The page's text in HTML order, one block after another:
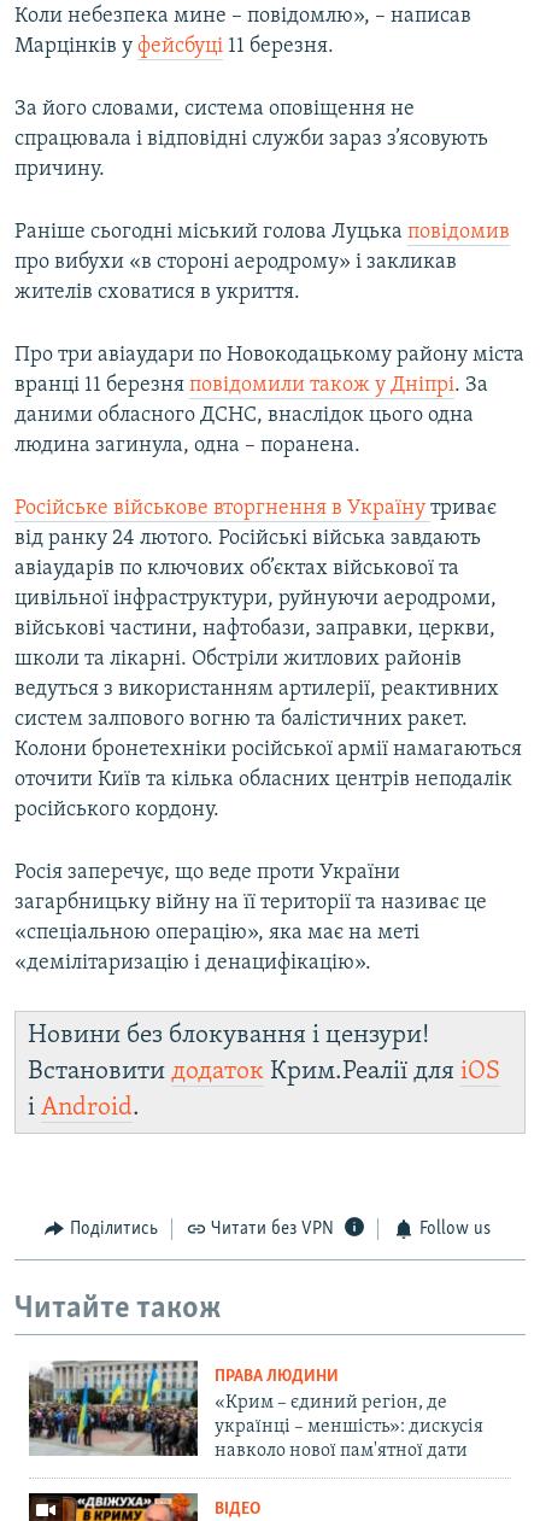
Коли небезпека мине – повідомлю», – написав
Марцінків у фейсбуці 11 березня.
За його словами, система оповіщення не
спрацювала і відповідні служби зараз з’ясовують
причину.
Раніше сьогодні міський голова Луцька повідомив
про вибухи «в стороні аеродрому» і закликав
жителів сховатися в укриття.
Про три авіаудари по Новокодацькому району міста
вранці 11 березня повідомили також у Дніпрі. За
даними обласного ДСНС, внаслідок цього одна
людина загинула, одна – поранена.
Російське військове вторгнення в Україну триває
від ранку 24 лютого. Російські війська завдають
авіаударів по ключових об’єктах військової та
цивільної інфраструктури, руйнуючи аеродроми,
військові частини, нафтобази, заправки, церкви,
школи та лікарні. Обстріли житлових районів
ведуться з використанням артилерії, реактивних
систем залпового вогню та балістичних ракет.
Колони бронетехніки російської армії намагаються
оточити Київ та кілька обласних центрів неподалік
російського кордону.
Росія заперечує, що веде проти України
загарбницьку війну на її території та називає це
«спеціальною операцію», яка має на меті
«демілітаризацію і денацифікацію».
Новини без блокування і цензури!
Встановити додаток Крим.Реалії для iOS
і Android.
Поділитись Читати без VPN Follow us
Читайте також
ПРАВА ЛЮДИНИ
«Крим – єдиний регіон, де
українці – меншість»: дискусія
навколо нової пам'ятної дати
ВІДЕО